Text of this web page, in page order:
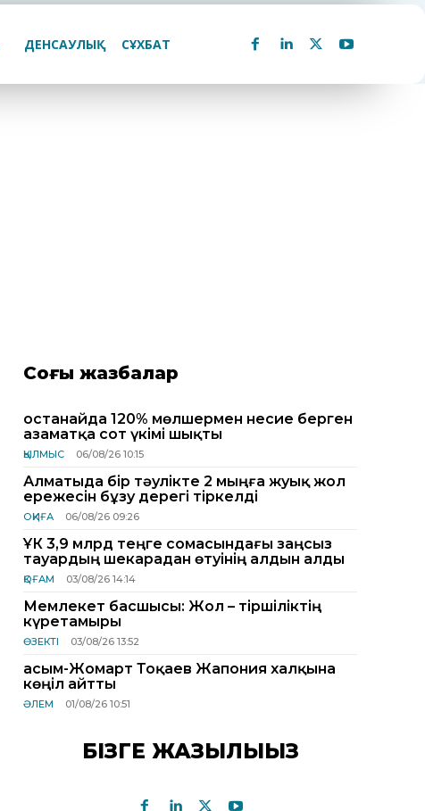
ДЕНСАУЛЫҚ СҰХБАТ
Соңғы жазбалар
Қостанайда 120% мөлшермен несие берген
азаматқа сот үкімі шықты
ҚЫЛМЫС 06/08/26 10:15
Алматыда бір тәулікте 2 мыңға жуық жол
ережесін бұзу дерегі тіркелді
ОҚИҒА 06/08/26 09:26
ҰҚК 3,9 млрд теңге сомасындағы заңсыз
тауардың шекарадан өтуінің алдын алды
ҚОҒАМ 03/08/26 14:14
Мемлекет басшысы: Жол – тіршіліктің
күретамыры
ӨЗЕКТІ 03/08/26 13:52
Қасым-Жомарт Тоқаев Жапония халқына
көңіл айтты
ӘЛЕМ 01/08/26 10:51
БІЗГЕ ЖАЗЫЛЫҢЫЗ